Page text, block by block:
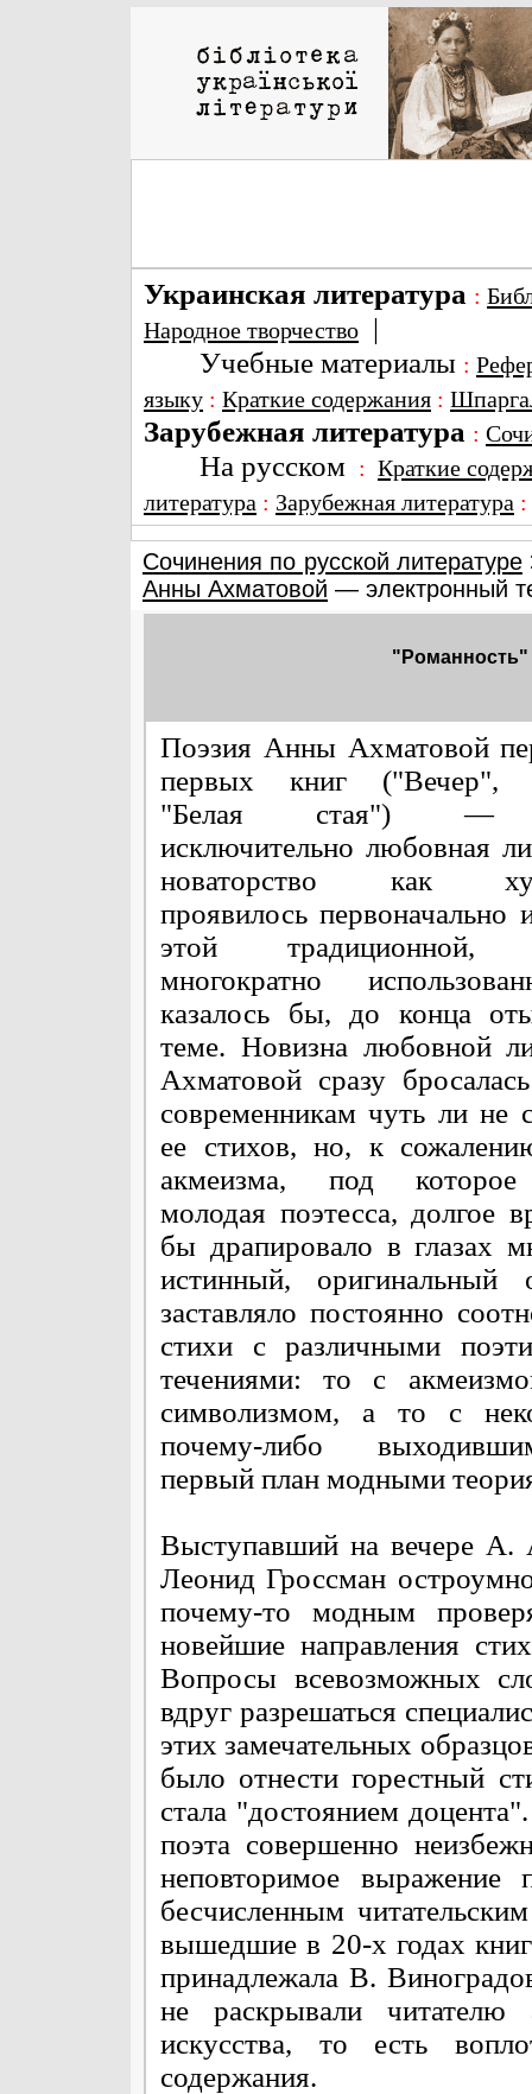
Украинская литература :
Народное творчество |
Учебные материалы :
языку : Краткие содержания :
Зарубежная литература :
На русском : Краткие
литература : Зарубежная литература
Сочинения по русской литературе
Анны Ахматовой — электронный
Поэзия Анны Ахматовой
первых книг ("Вечер",
"Белая стая") —
исключительно любовная
новаторство как
проявилось первоначально
этой традиционной,
многократно
казалось бы, до конца
теме. Новизна любовной
Ахматовой сразу
современникам чуть ли не
ее стихов, но, к
акмеизма, под которое
молодая поэтесса, долгое
бы драпировало в глазах
истинный, оригинальный
заставляло постоянно
стихи с различными
течениями: то с
символизмом, а то с
почему-либо
первый план модными
Выступавший на вечере
Леонид Гроссман
почему-то модным
новейшие направления
Вопросы всевозможных
вдруг разрешаться
этих замечательных
было отнести горестный
стала "достоянием
поэта совершенно
неповторимое выражение
бесчисленным
вышедшие в 20-х годах
принадлежала В.
не раскрывали читателю
искусства, то есть
содержания.